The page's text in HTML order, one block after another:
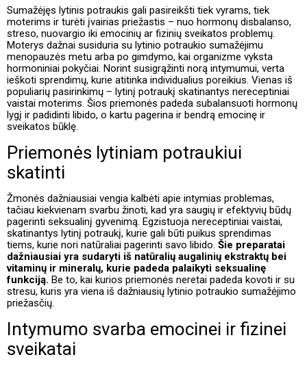
Sumažėjęs lytinis potraukis gali pasireikšti tiek vyrams, tiek
moterims ir turėti įvairias priežastis – nuo hormonų disbalanso,
streso, nuovargio iki emocinių ar fizinių sveikatos problemų.
Moterys dažnai susiduria su lytinio potraukio sumažėjimu
menopauzės metu arba po gimdymo, kai organizme vyksta
hormoniniai pokyčiai. Norint susigrąžinti norą intymumui, verta
ieškoti sprendimų, kurie atitinka individualius poreikius. Vienas iš
populiarių pasirinkimų – lytinį potraukį skatinantys nereceptiniai
vaistai moterims. Šios priemonės padeda subalansuoti hormonų
lygį ir padidinti libido, o kartu pagerina ir bendrą emocinę ir
sveikatos būklę.
Priemonės lytiniam potraukiui
skatinti
Žmonės dažniausiai vengia kalbėti apie intymias problemas,
tačiau kiekvienam svarbu žinoti, kad yra saugių ir efektyvių būdų
pagerinti seksualinį gyvenimą. Egzistuoja nereceptiniai vaistai,
skatinantys lytinį potraukį, kurie gali būti puikus sprendimas
tiems, kurie nori natūraliai pagerinti savo libido. Šie preparatai
dažniausiai yra sudaryti iš natūralių augalinių ekstraktų bei
vitaminų ir mineralų, kurie padeda palaikyti seksualinę
funkciją. Be to, kai kurios priemonės neretai padeda kovoti ir su
stresu, kuris yra viena iš dažniausių lytinio potraukio sumažėjimo
priežasčių.
Intymumo svarba emocinei ir fizinei
sveikatai